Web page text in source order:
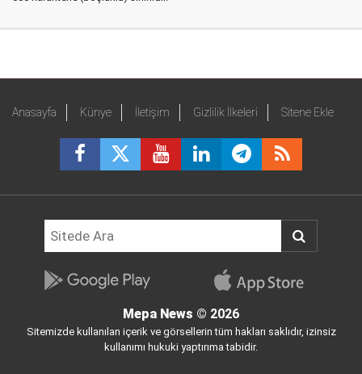
Anasayfa Künye İletişim Gizlilik İlkeleri Sitene Ekle
Mepa News © 2026
Sitemizde kullanılan içerik ve görsellerin tüm hakları saklıdır, izinsiz
kullanımı hukuki yaptırıma tabidir.